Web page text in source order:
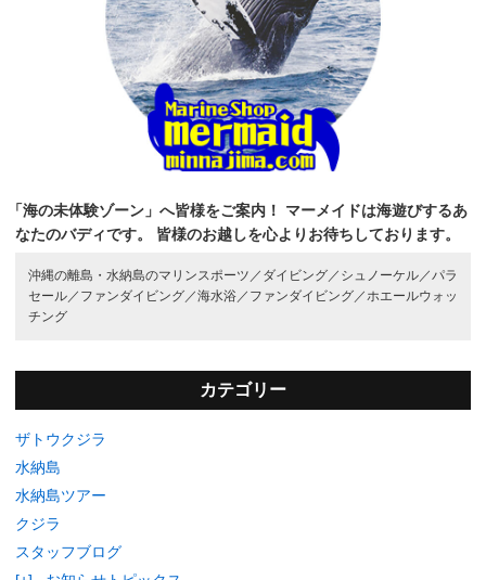
「海の未体験ゾーン」へ皆様をご案内！
マーメイドは海遊びするあ
なたのバディです。
皆様のお越しを心よりお待ちしております。
沖縄の離島・水納島のマリンスポーツ／ ダイビング／ シュノーケル／ パラ
セール／ ファンダイビング／海水浴／ ファンダイビング／ ホエールウォッ
チング
カテゴリー
ザトウクジラ
水納島
水納島ツアー
クジラ
スタッフブログ